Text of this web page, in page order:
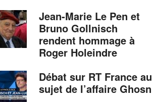
Jean-Marie Le Pen et
Bruno Gollnisch
rendent hommage à
Roger Holeindre
Débat sur RT France au
sujet de l’affaire Ghosn